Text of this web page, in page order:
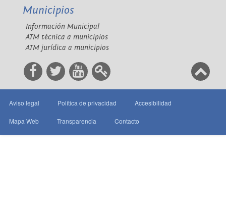
Municipios
Información Municipal
ATM técnica a municipios
ATM jurídica a municipios
Aviso legal Política de privacidad Accesibilidad
Mapa Web Transparencia Contacto